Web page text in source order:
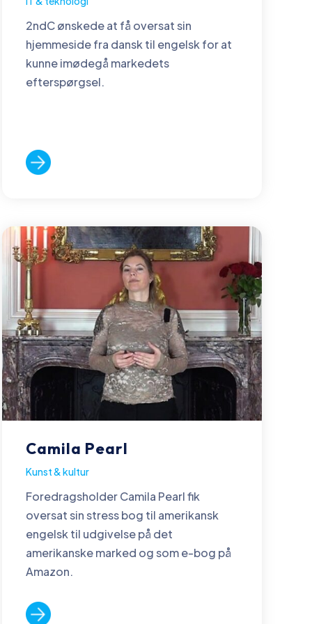
2ndC ønskede at få oversat sin
hjemmeside fra dansk til engelsk for at
kunne imødegå markedets
efterspørgsel.
Camila Pearl
Kunst & kultur
Foredragsholder Camila Pearl fik
oversat sin stress bog til amerikansk
engelsk til udgivelse på det
amerikanske marked og som e-bog på
Amazon.